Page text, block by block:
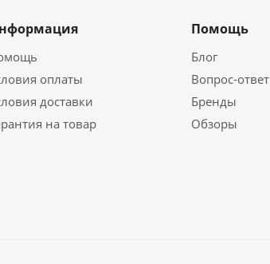
оплаты
доставки
на товар
Помощь
Блог
Вопрос-ответ
Бренды
Обзоры